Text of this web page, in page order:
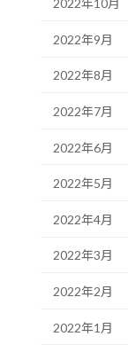
2022年10月
2022年9月
2022年8月
2022年7月
2022年6月
2022年5月
2022年4月
2022年3月
2022年2月
2022年1月